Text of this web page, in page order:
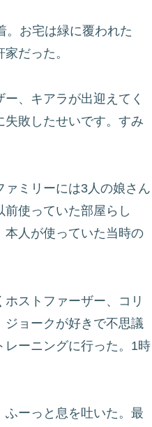
お宅は緑に覆われた
だった。
、キアラが出迎えてく
敗したせいです。すみ
ミリーには3人の娘さん
使っていた部屋らし
本人が使っていた当時の
ストファーザー、コリ
ョークが好きで不思議
レーニングに行った。1時
ーっと息を吐いた。最